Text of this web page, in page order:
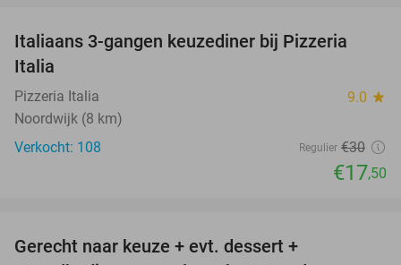
42%
Italiaans 3-gangen keuzediner bij Pizzeria
Italia
Pizzeria Italia 9.0 star
Noordwijk (8 km)
Verkocht: 108
Regulier €30
€17,50
Gerecht naar keuze + evt. dessert +